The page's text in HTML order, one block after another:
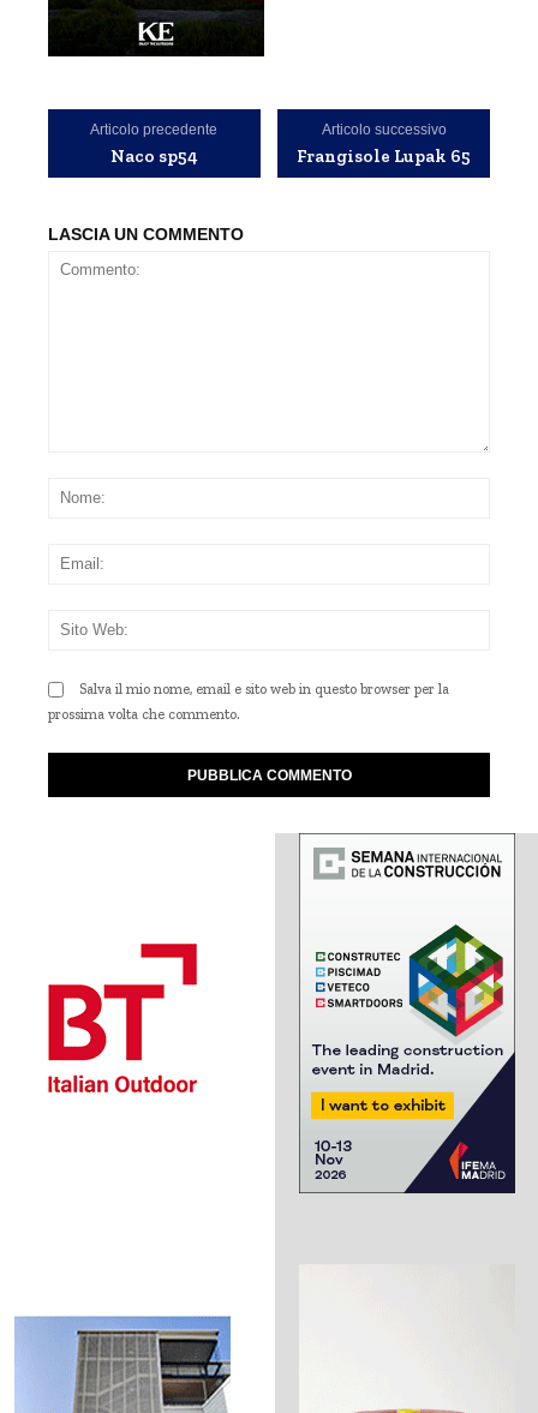
Articolo precedente
Naco sp54
Articolo successivo
Frangisole Lupak 65
LASCIA UN COMMENTO
Salva il mio nome, email e sito web in questo browser per la
prossima volta che commento.